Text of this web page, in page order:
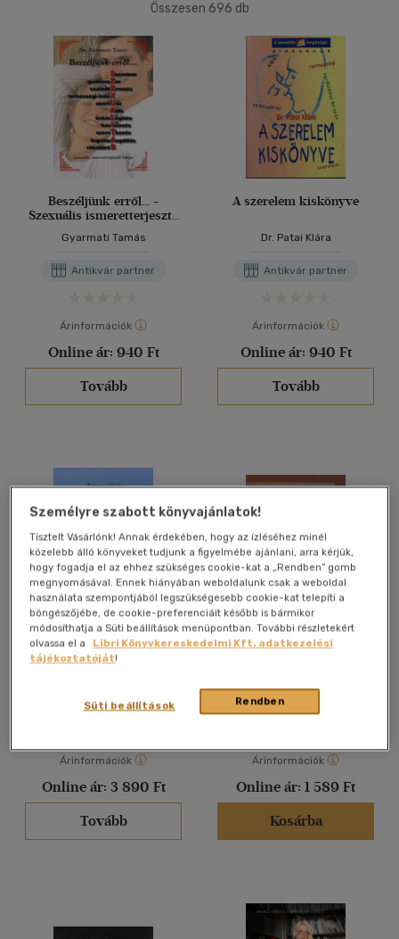
Korosztály szerint
Ifjúsági(3)
10 - 14 év
14 - 18 év
Felnőtt(150)
Nyelv szerint
Román(1)
(13)
(5)
(2)
(1)
(659)
Összesen 696 db
Beszéljünk erről... -
Szexuális ismeretterjesztő
Gyarmati Tamás
Antikvár partner
Árinformációk
Online ár: 940 Ft
Tovább
A szerelem kiskönyve
Dr. Patai Klára
Antikvár partner
Árinformációk
Online ár: 940 Ft
Tovább
Szexualitás a
pszichoanalízis és a
társadalomtudományok
Antikvár partner
Árinformációk
Online ár: 3 890 Ft
Tovább
Szexualitás - AIDS
megelőzés
Antikvár partner
Árinformációk
Online ár: 1 589 Ft
Kosárba
Személyre szabott könyvajánlatok!
Tisztelt Vásárlónk! Annak érdekében, hogy az ízléséhez minél
közelebb álló könyveket tudjunk a figyelmébe ajánlani, arra kérjük,
hogy fogadja el az ehhez szükséges cookie-kat a „Rendben” gomb
megnyomásával. Ennek hiányában weboldalunk csak a weboldal
használata szempontjából legszükségesebb cookie-kat telepíti a
böngészőjébe, de cookie-preferenciáit később is bármikor
módosíthatja a Süti beállítások menüpontban. További részletekért
olvassa el a
Libri Könyvkereskedelmi Kft. adatkezelési
tájékoztatóját!
Rendben
Süti beállítások